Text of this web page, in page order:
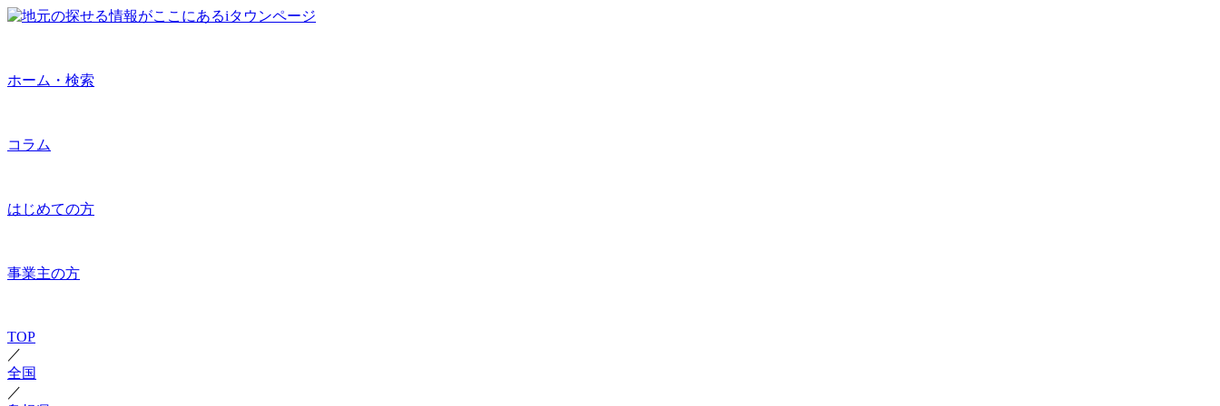
ホーム・検索
コラム
はじめての方
事業主の方
TOP
／
全国
／